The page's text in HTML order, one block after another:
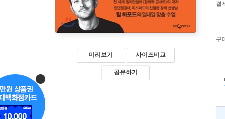
미리보기 사이즈비교
공유하기
결
구